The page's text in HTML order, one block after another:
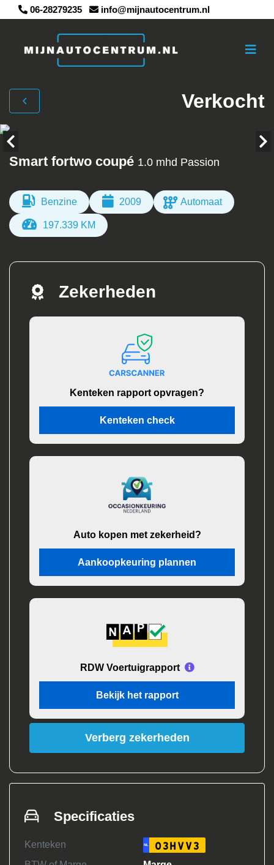
06-28279235 info@mijnautocentrum.nl
Verkocht
Smart fortwo coupé 1.0 mhd Passion
Benzine 2009 Automaat
197.339 KM
Zekerheden
Kenteken rapport opvragen?
Kenteken check
Auto kopen met zekerheid?
Aankoopkeuring plannen
RDW Voertuigrapport
Bekijk het rapport
Verberg zekerheden
Specificaties
Kenteken NL 03HVV3